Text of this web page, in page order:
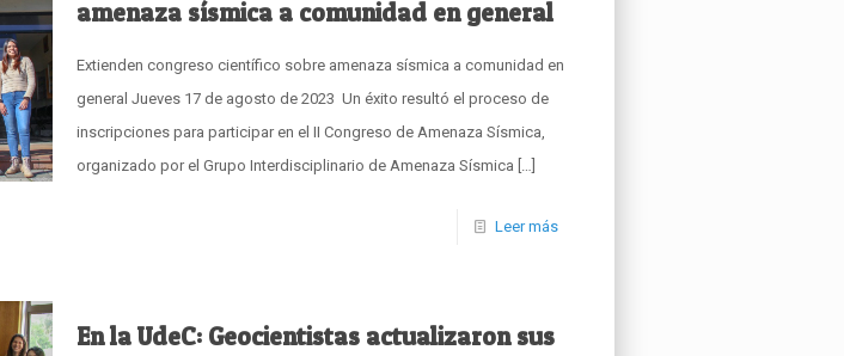
amenaza sísmica a comunidad en general
Extienden congreso científico sobre amenaza sísmica a comunidad en
general Jueves 17 de agosto de 2023 Un éxito resultó el proceso de
inscripciones para participar en el II Congreso de Amenaza Sísmica,
organizado por el Grupo Interdisciplinario de Amenaza Sísmica […]
Leer más
En la UdeC: Geocientistas actualizaron sus